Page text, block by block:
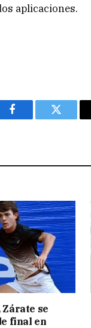
aplicaciones.
Facebook Twitter
Zárate se
final en